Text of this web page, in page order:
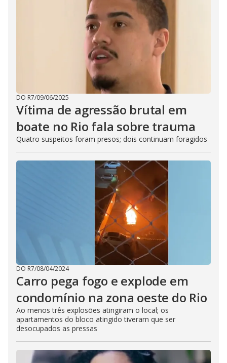
DO R7/09/06/2025
Vítima de agressão brutal em
boate no Rio fala sobre trauma
Quatro suspeitos foram presos; dois continuam foragidos
DO R7/08/04/2024
Carro pega fogo e explode em
condomínio na zona oeste do Rio
Ao menos três explosões atingiram o local; os
apartamentos do bloco atingido tiveram que ser
desocupados as pressas